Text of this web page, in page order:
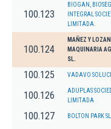
100.123
BIOGAN,
INTEGRAL
LIMITADA.
100.124
MAÑEZ Y
MAQUINARIA
SL.
100.125 VADAVO
100.126
ADUPLAS
LIMITADA
100.127 BOLTON PARK SL.